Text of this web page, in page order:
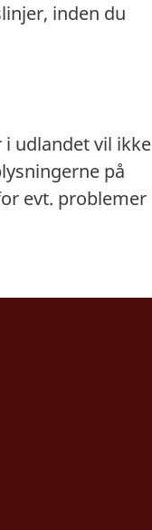
inden du
udlandet vil ikke
på
evt. problemer